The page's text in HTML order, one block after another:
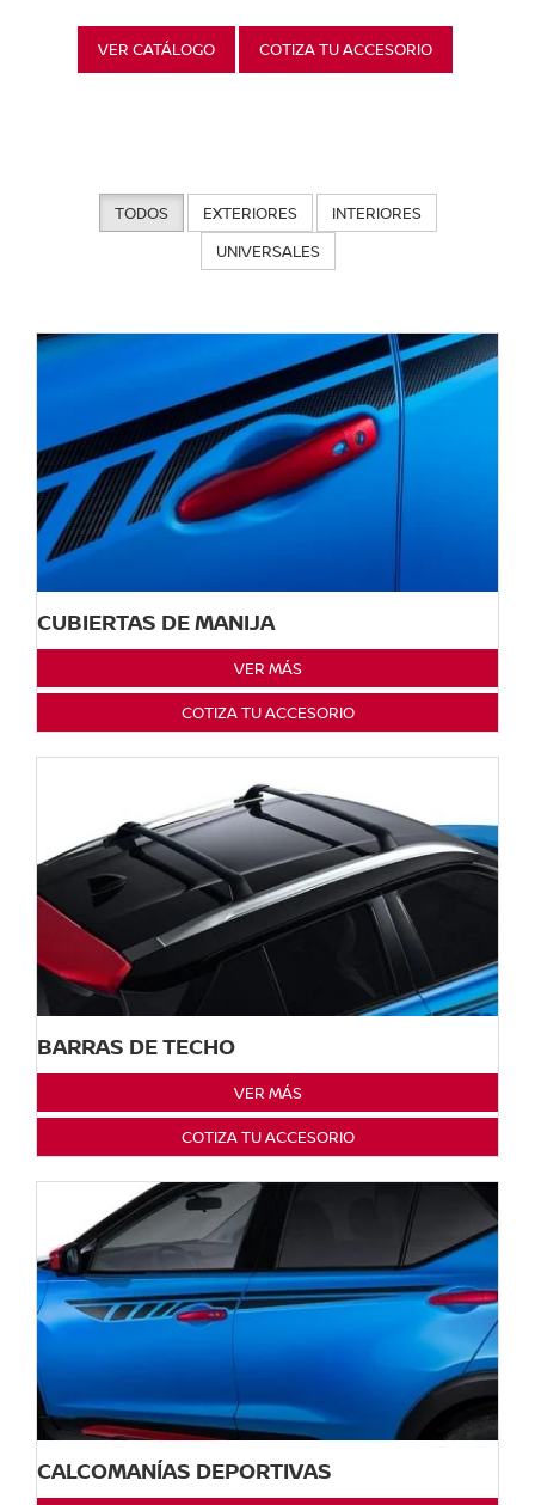
VER CATÁLOGO COTIZA TU ACCESORIO
TODOS EXTERIORES
INTERIORES
UNIVERSALES
CUBIERTAS DE MANIJA
VER MÁS
COTIZA TU ACCESORIO
BARRAS DE TECHO
VER MÁS
COTIZA TU ACCESORIO
CALCOMANÍAS DEPORTIVAS